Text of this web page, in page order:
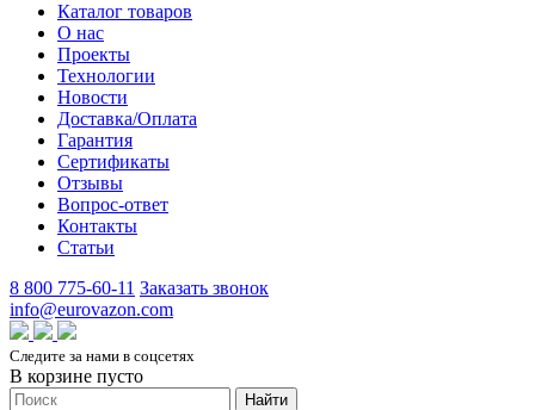
Каталог товаров
О нас
Проекты
Технологии
Новости
Доставка/Оплата
Гарантия
Сертификаты
Отзывы
Вопрос-ответ
Контакты
Статьи
8 800 775-60-11 Заказать звонок
info@eurovazon.com
Следите за нами в соцсетях
В корзине пусто
Найти